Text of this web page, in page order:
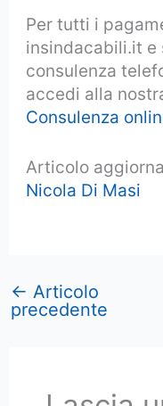
Per tutti i
insindacabili.it e
consulenza
accedi alla
Consulenza
Articolo
Nicola Di Masi
← Articolo
precedente